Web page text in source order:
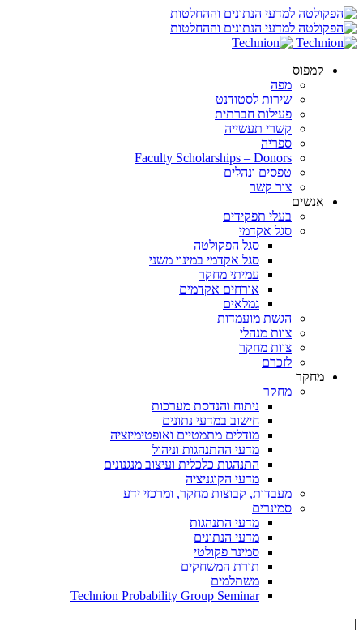
קמפוס
מפה
שירות לסטודנט
פעילות חברתית
קשרי תעשייה
ספריה
Faculty Scholarships – Donors
טפסים ונהלים
צור קשר
אנשים
בעלי תפקידים
סגל אקדמי
סגל הפקולטה
סגל אקדמי במינוי משני
עמיתי מחקר
אורחים אקדמים
גמלאים
הגשת מועמדות
צוות מנהלי
צוות מחקר
לזכרם
מחקר
מחקר
ניתוח והנדסת מערכות
חישוב במדעי נתונים
מודלים מתמטיים ואופטימיזציה
מדעי ההתנהגות וניהול
התנהגות כלכלית ועיצוב מנגנונים
מדעי הקוגניציה
מעבדות, קבוצות מחקר, ומרכזי ידע
סמינרים
מדעי התנהגות
מדעי הנתונים
סמינר פקולטי
תורת המשחקים
משתלמים
Technion Probability Group Seminar
|